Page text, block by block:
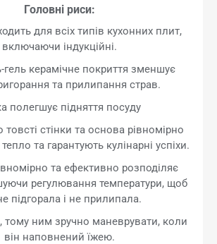
Головні риси:
для всіх типів кухонних плит,
включаючи індукційні.
гель керамічне покриття зменшує
та прилипання страв.
полегшує підняття посуду
стінки та основа рівномірно
та гарантують кулінарні успіхи.
та ефективно розподіляє
регулювання температури, щоб
підгорала і не прилипала.
тому ним зручно маневрувати, коли
він наповнений їжею.